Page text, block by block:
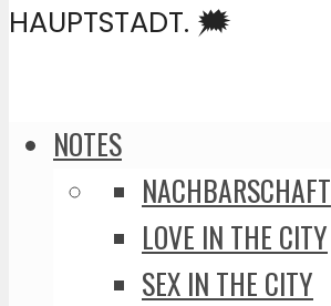
HAUPTSTADT. 🗯️
NOTES
NACHBARSCHAFT
LOVE IN THE CITY
SEX IN THE CITY